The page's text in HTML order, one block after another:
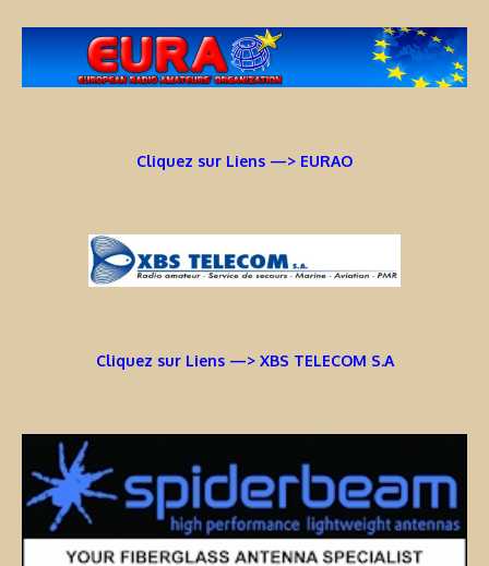
Cliquez sur Liens —> EURAO
Cliquez sur Liens —> XBS TELECOM S.A